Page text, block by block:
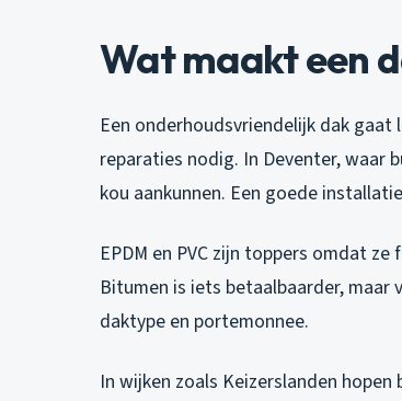
Wat maakt een
Een onderhoudsvriendelijk dak
reparaties nodig. In Deventer, waar
kou aankunnen. Een goede
EPDM en PVC zijn toppers omdat
Bitumen is iets betaalbaarder,
daktype en portemonnee.
In wijken zoals Keizerslanden